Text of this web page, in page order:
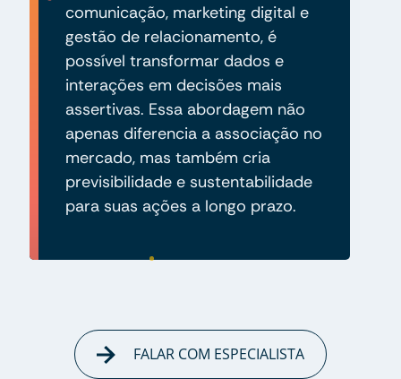
comunicação, marketing digital e
gestão de relacionamento, é
possível transformar dados e
interações em decisões mais
assertivas. Essa abordagem não
apenas diferencia a associação no
mercado, mas também cria
previsibilidade e sustentabilidade
para suas ações a longo prazo.
FALAR COM ESPECIALISTA